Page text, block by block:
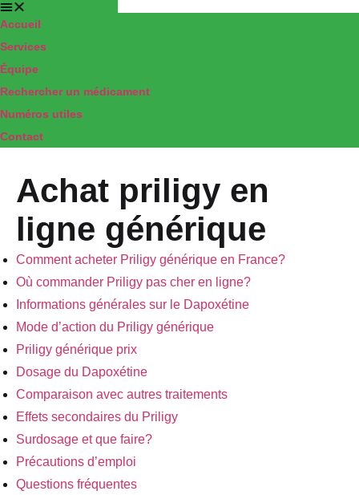
Accueil
Services
Équipe
Rechercher un médicament
Numéros utiles
Contact
Achat priligy en
ligne générique
Comment acheter Priligy générique en France?
Où commander Priligy pas cher en ligne?
Informations générales sur le Dapoxétine
Mode d’action du Priligy générique
Priligy générique prix
Dosage du Dapoxétine
Comparaison avec autres traitements
Effets secondaires du Priligy
Surdosage et que faire?
Précautions d’emploi
Questions fréquentes